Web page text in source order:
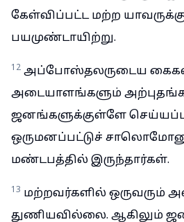
கேள்விப்பட்ட மற்ற
பயமுண்டாயிற்று.
12 அப்போஸ்தலருடைய
அடையாளங்களும்
ஜனங்களுக்குள்ளே
ஒருமனப்பட்டுச்
மண்டபத்தில் இருந்தார்கள்.
13 மற்றவர்களில் ஒருவரும்
துணியவில்லை. ஆகிலும்